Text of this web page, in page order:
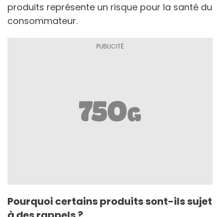
produits représente un risque pour la santé du
consommateur.
Pourquoi certains produits sont-ils sujet